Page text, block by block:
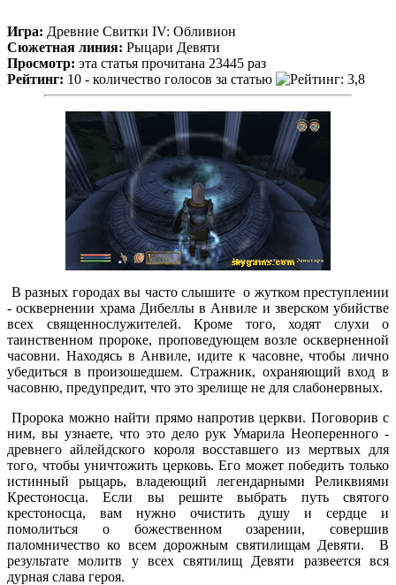
Игра: Древние Свитки IV: Обливион
Сюжетная линия: Рыцари Девяти
Просмотр: эта статья прочитана 23445 раз
Рейтинг: 10 - количество голосов за статью
В разных городах вы часто слышите о жутком преступлении
- осквернении храма Дибеллы в Анвиле и зверском убийстве
всех священнослужителей. Кроме того, ходят слухи о
таинственном пророке, проповедующем возле оскверненной
часовни. Находясь в Анвиле, идите к часовне, чтобы лично
убедиться в произошедшем. Стражник, охраняющий вход в
часовню, предупредит, что это зрелище не для слабонервных.
Пророка можно найти прямо напротив церкви. Поговорив с
ним, вы узнаете, что это дело рук Умарила Неоперенного -
древнего айлейдского короля восставшего из мертвых для
того, чтобы уничтожить церковь. Его может победить только
истинный рыцарь, владеющий легендарными Реликвиями
Крестоносца. Если вы решите выбрать путь святого
крестоносца, вам нужно очистить душу и сердце и
помолиться о божественном озарении, совершив
паломничество ко всем дорожным святилищам Девяти. В
результате молитв у всех святилищ Девяти развеется вся
дурная слава героя.